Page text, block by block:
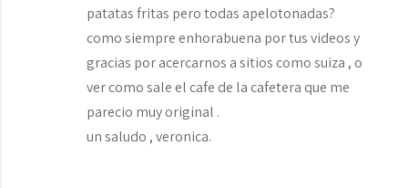
patatas fritas pero todas apelotonadas?
como siempre enhorabuena por tus videos y
gracias por acercarnos a sitios como suiza , o
ver como sale el cafe de la cafetera que me
parecio muy original .
un saludo , veronica.